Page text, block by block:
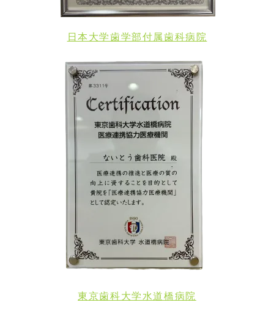
日本大学歯学部付属歯科病院
東京歯科大学水道橋病院